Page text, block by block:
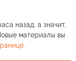
назад, а значит,
материалы вы
.